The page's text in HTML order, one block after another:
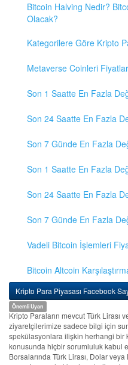
Bitcoin Halving Nedir?
Olacak?
Kategorilere Göre Kripto
Metaverse Coinleri
Son 1 Saatte En Fazla
Son 24 Saatte En Fazla
Son 7 Günde En Fazla
Son 1 Saatte En Fazla
Son 24 Saatte En Fazla
Son 7 Günde En Fazla
Vadeli Bitcoin İşlemleri
Bitcoin Altcoin
Kripto Para Piyasası Facebook
Önemli Uyarı
Kripto Paraların mevcut Türk Lirası
ziyaretçilerimize sadece bilgi için
spekülasyonlara ilişkin herhangi bir
konusunda hiçbir sorumluluk kabul
Borsalarında Türk Lirası, Dolar